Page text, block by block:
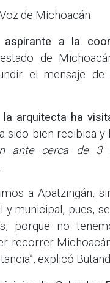
de Michoacán
aspirante a la
de
el mensaje de
la arquitecta ha
sido bien recibida
ante cerca de 3
a Apatzingán,
municipal, pues,
porque no
recorrer
explicó